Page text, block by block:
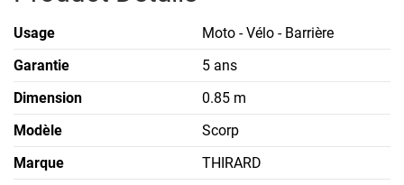
Usage
Moto - Vélo - Barrière
Garantie
5 ans
Dimension
0.85 m
Modèle
Scorp
Marque
THIRARD